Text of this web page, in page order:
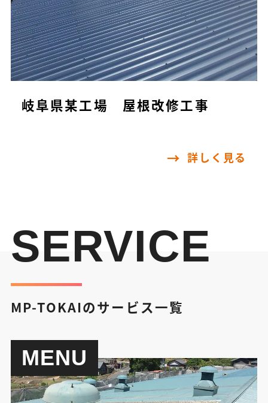
岐阜県某工場 屋根改修工事
詳しく見る
SERVICE
MP-TOKAIのサービス一覧
MENU